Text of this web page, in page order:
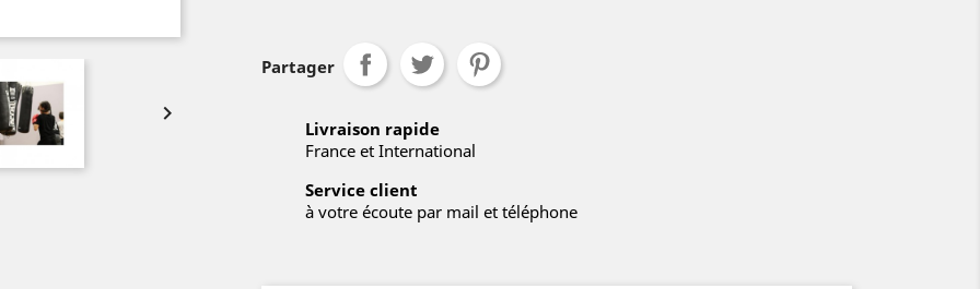

Partager
Livraison rapide
France et International
Service client
à votre écoute par mail et téléphone